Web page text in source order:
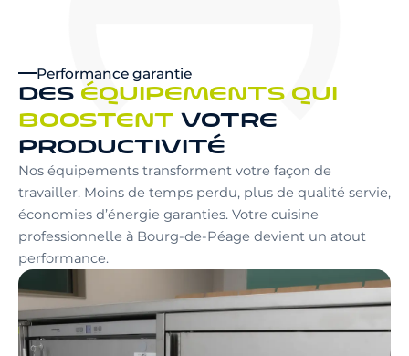
Performance garantie
DES ÉQUIPEMENTS QUI
BOOSTENT VOTRE
PRODUCTIVITÉ
Nos équipements transforment votre façon de
travailler. Moins de temps perdu, plus de qualité servie,
économies d’énergie garanties. Votre cuisine
professionnelle à Bourg-de-Péage devient un atout
performance.